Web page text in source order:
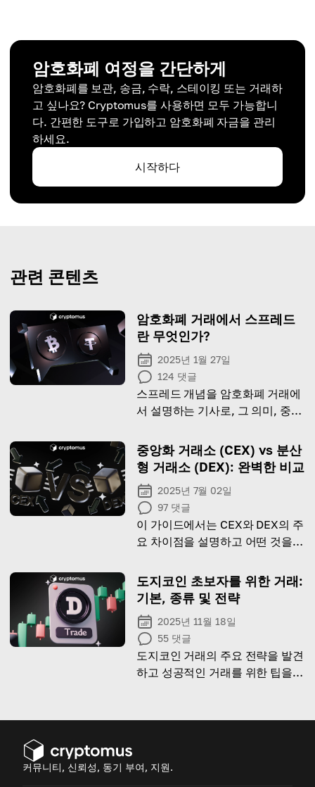
암호화폐 여정을 간단하게
암호화폐를 보관, 송금, 수락, 스테이킹 또는 거래하
고 싶나요? Cryptomus를 사용하면 모두 가능합니
다. 간편한 도구로 가입하고 암호화폐 자금을 관리
하세요.
시작하다
관련 콘텐츠
암호화폐 거래에서 스프레드
란 무엇인가?
2025년 1월 27일
124 댓글
스프레드 개념을 암호화폐 거래에
서 설명하는 기사로, 그 의미, 중요
을 포함합니다.
중앙화 거래소 (CEX) vs 분산
형 거래소 (DEX): 완벽한 비교
2025년 7월 02일
97 댓글
이 가이드에서는 CEX와 DEX의 주
요 차이점을 설명하고 어떤 것을
도지코인 초보자를 위한 거래:
기본, 종류 및 전략
2025년 11월 18일
55 댓글
도지코인 거래의 주요 전략을 발견
하고 성공적인 거래를 위한 팁을
커뮤니티, 신뢰성, 동기 부여, 지원.